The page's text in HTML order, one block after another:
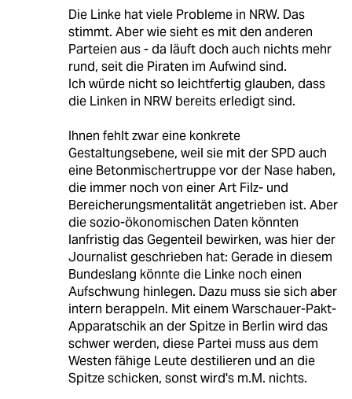
Die Linke hat viele Probleme in NRW. Das
stimmt. Aber wie sieht es mit den anderen
Parteien aus - da läuft doch auch nichts mehr
rund, seit die Piraten im Aufwind sind.
Ich würde nicht so leichtfertig glauben, dass
die Linken in NRW bereits erledigt sind.
Ihnen fehlt zwar eine konkrete
Gestaltungsebene, weil sie mit der SPD auch
eine Betonmischertruppe vor der Nase haben,
die immer noch von einer Art Filz- und
Bereicherungsmentalität angetrieben ist. Aber
die sozio-ökonomischen Daten könnten
lanfristig das Gegenteil bewirken, was hier der
Journalist geschrieben hat: Gerade in diesem
Bundeslang könnte die Linke noch einen
Aufschwung hinlegen. Dazu muss sie sich aber
intern berappeln. Mit einem Warschauer-Pakt-
Apparatschik an der Spitze in Berlin wird das
schwer werden, diese Partei muss aus dem
Westen fähige Leute destilieren und an die
Spitze schicken, sonst wird's m.M. nichts.